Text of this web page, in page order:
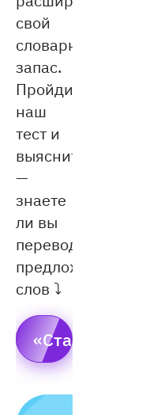
свой
словарный
запас.
Пройдите
наш
тест и
выясните
—
знаете
ли вы
перевод
предложенных
слов ⤵
«Старт»